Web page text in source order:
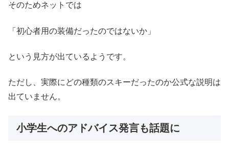
そのためネットでは
「初心者用の装備だったのではないか」
という見方が出ているようです。
ただし、実際にどの種類のスキーだったのか公式な説明は
出ていません。
小学生へのアドバイス発言も話題に